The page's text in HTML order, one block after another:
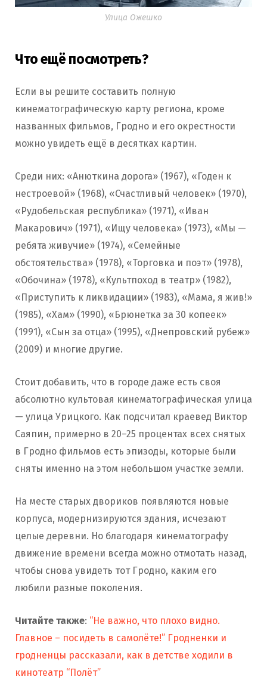
Улица Ожешко
Что ещё посмотреть?
Если вы решите составить полную
кинематографическую карту региона, кроме
названных фильмов, Гродно и его окрестности
можно увидеть ещё в десятках картин.
Среди них: «Анюткина дорога» (1967), «Годен к
нестроевой» (1968), «Счастливый человек» (1970),
«Рудобельская республика» (1971), «Иван
Макарович» (1971), «Ищу человека» (1973), «Мы —
ребята живучие» (1974), «Семейные
обстоятельства» (1978), «Торговка и поэт» (1978),
«Обочина» (1978), «Культпоход в театр» (1982),
«Приступить к ликвидации» (1983), «Мама, я жив!»
(1985), «Хам» (1990), «Брюнетка за 30 копеек»
(1991), «Сын за отца» (1995), «Днепровский рубеж»
(2009) и многие другие.
Стоит добавить, что в городе даже есть своя
абсолютно культовая кинематографическая улица
— улица Урицкого. Как подсчитал краевед Виктор
Саяпин, примерно в 20–25 процентах всех снятых
в Гродно фильмов есть эпизоды, которые были
сняты именно на этом небольшом участке земли.
На месте старых двориков появляются новые
корпуса, модернизируются здания, исчезают
целые деревни. Но благодаря кинематографу
движение времени всегда можно отмотать назад,
чтобы снова увидеть тот Гродно, каким его
любили разные поколения.
Читайте также: “Не важно, что плохо видно.
Главное – посидеть в самолёте!” Гродненки и
гродненцы рассказали, как в детстве ходили в
кинотеатр “Полёт”